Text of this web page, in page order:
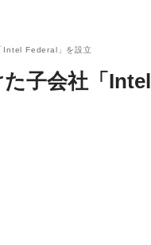
Intel Federal」を設立
子会社「Intel